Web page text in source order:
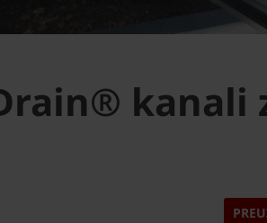
kanali